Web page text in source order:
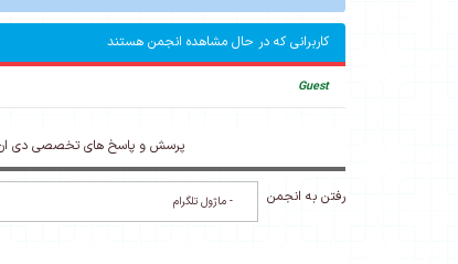
کاربرانی که در حال مشاهده انجمن هستند
Guest
پرسش و پاسخ های تخصصی دی
رفتن به انجمن